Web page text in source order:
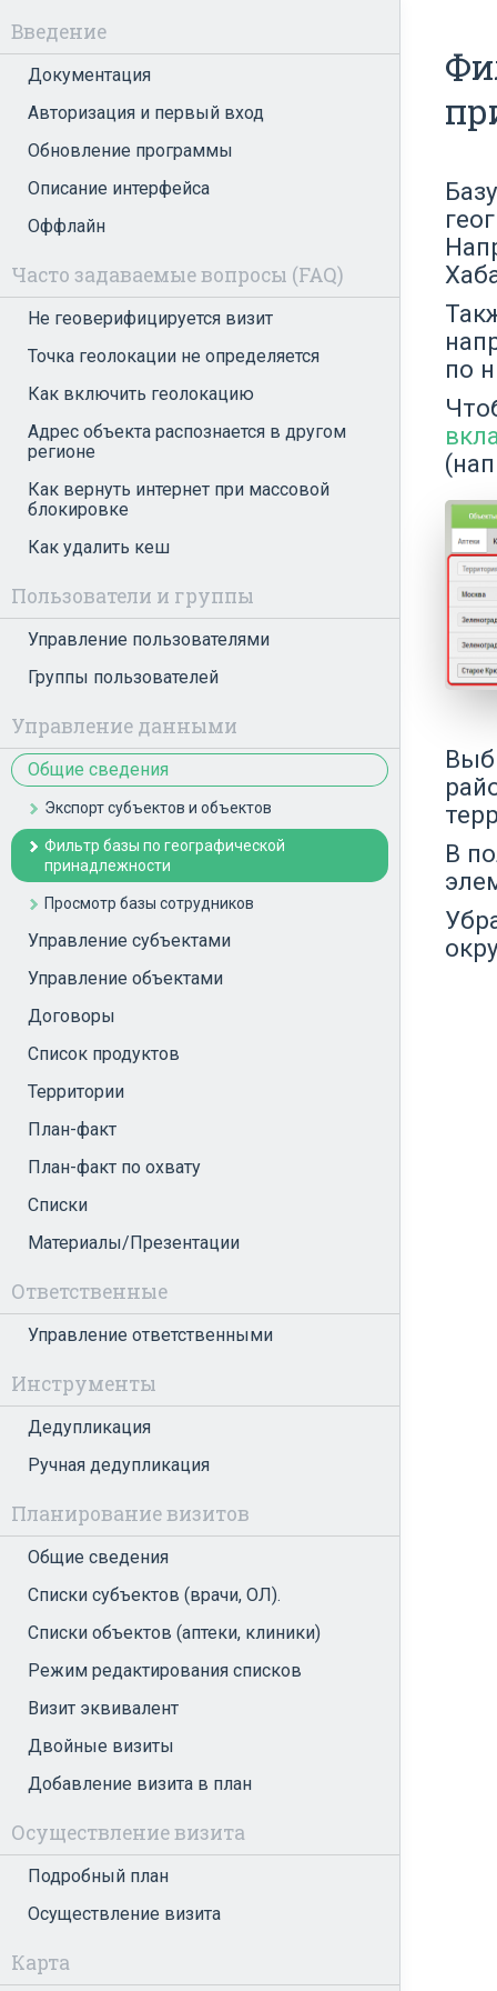
Введение
Документация
Авторизация и первый вход
Обновление программы
Описание интерфейса
Оффлайн
Часто задаваемые вопросы (FAQ)
Не геоверифицируется визит
Точка геолокации не определяется
Как включить геолокацию
Адрес объекта распознается в другом
регионе
Как вернуть интернет при массовой
блокировке
Как удалить кеш
Пользователи и группы
Управление пользователями
Группы пользователей
Управление данными
Общие сведения
Экспорт субъектов и объектов
Фильтр базы по географической
принадлежности
Просмотр базы сотрудников
Управление субъектами
Управление объектами
Договоры
Список продуктов
Территории
План-факт
План-факт по охвату
Списки
Материалы/Презентации
Ответственные
Управление ответственными
Инструменты
Дедупликация
Ручная дедупликация
Планирование визитов
Общие сведения
Списки субъектов (врачи, ОЛ).
Списки объектов (аптеки, клиники)
Режим редактирования списков
Визит эквивалент
Двойные визиты
Добавление визита в план
Осуществление визита
Подробный план
Осуществление визита
Карта
по
В